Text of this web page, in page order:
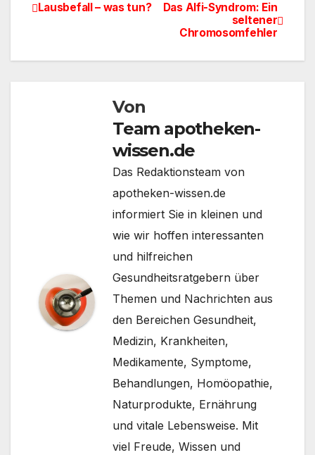
Beitragsnavigation
Das Alfi-Syndrom: Ein
seltener
Chromosomfehler
Lausbefall – was tun?
Von
Team apotheken-
wissen.de
Das Redaktionsteam von
apotheken-wissen.de
informiert Sie in kleinen und
wie wir hoffen interessanten
und hilfreichen
Gesundheitsratgebern über
Themen und Nachrichten aus
den Bereichen Gesundheit,
Medizin, Krankheiten,
Medikamente, Symptome,
Behandlungen, Homöopathie,
Naturprodukte, Ernährung
und vitale Lebensweise. Mit
viel Freude, Wissen und